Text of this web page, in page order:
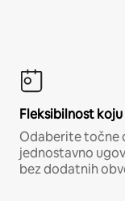
Fleksibilnost
Odaberite točne
jednostavno
bez dodatnih